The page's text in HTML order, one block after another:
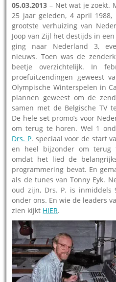
05.03.2013 – Net wat je zoekt.
25 jaar geleden, 4 april
grootste verhuizing van
Joop van Zijl het destijds in
ging naar Nederland 3,
nieuws. Toen was de
beetje overzichtelijk. In
proefuitzendingen geweest
Olympische Winterspelen in
plannen geweest om de
samen met de Belgische TV
De hele set promo’s voor
om terug te horen. Wel 1
Drs. P. speciaal voor de start
en heel bijzonder om terug
omdat het lied de
programmering bevat. En
als de tunes van Tonny Eyk.
oud zijn, Drs. P. is
onder ons. En wie de leaders
zien kijkt HIER.